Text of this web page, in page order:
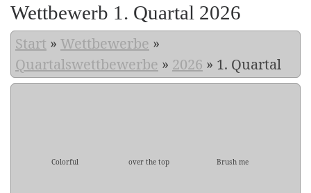
Wettbewerb 1. Quartal 2026
Start » Wettbewerbe »
Quartalswettbewerbe » 2026 » 1. Quartal
Colorful over the top Brush me